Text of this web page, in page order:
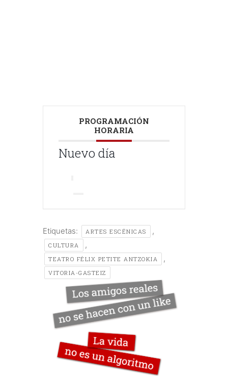
PROGRAMACIÓN
HORARIA
Nuevo día
Etiquetas: ARTES ESCÉNICAS ,
CULTURA ,
TEATRO FÉLIX PETITE ANTZOKIA ,
VITORIA-GASTEIZ